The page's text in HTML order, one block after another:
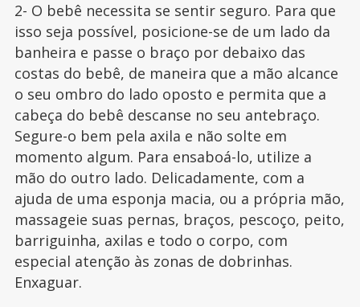
2- O bebê necessita se sentir seguro. Para que
isso seja possível, posicione-se de um lado da
banheira e passe o braço por debaixo das
costas do bebê, de maneira que a mão alcance
o seu ombro do lado oposto e permita que a
cabeça do bebê descanse no seu antebraço.
Segure-o bem pela axila e não solte em
momento algum. Para ensaboá-lo, utilize a
mão do outro lado. Delicadamente, com a
ajuda de uma esponja macia, ou a própria mão,
massageie suas pernas, braços, pescoço, peito,
barriguinha, axilas e todo o corpo, com
especial atenção às zonas de dobrinhas.
Enxaguar.